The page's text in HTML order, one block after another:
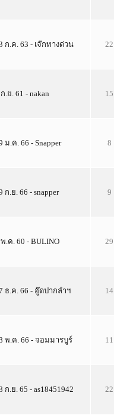
ก.ค. 63 - เจ๊กทางด่วน 22
.ย. 61 - nakan 15
ม.ค. 66 - Snapper 8
ก.ย. 66 - snapper 9
พ.ค. 60 - BULINO 29
ธ.ค. 66 - อู๊ดปากลำฯ 14
พ.ค. 66 - จอมมารบูร์ 11
ก.ย. 65 - as18451942 22